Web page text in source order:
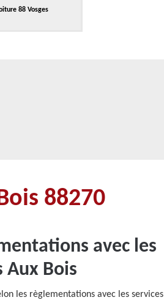
88 Vosges
88270
avec les
Aux Bois
les règlementations avec les services